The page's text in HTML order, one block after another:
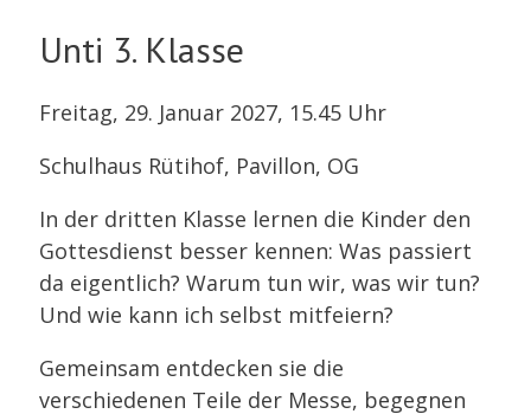
Unti 3. Klasse
Freitag, 29. Januar 2027, 15.45 Uhr
Schulhaus Rütihof, Pavillon, OG
In der dritten Klasse lernen die Kinder den
Gottesdienst besser kennen: Was passiert
da eigentlich? Warum tun wir, was wir tun?
Und wie kann ich selbst mitfeiern?
Gemeinsam entdecken sie die
verschiedenen Teile der Messe, begegnen